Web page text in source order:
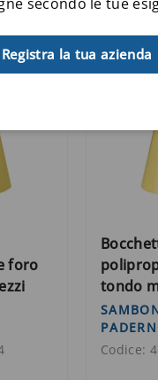
foro
tondo
Codice:
Registra la tua azienda